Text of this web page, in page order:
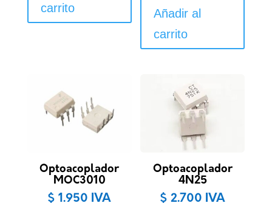
carrito
Añadir al
carrito
Optoacoplador
MOC3010
$ 1.950 IVA
Optoacoplador
4N25
$ 2.700 IVA